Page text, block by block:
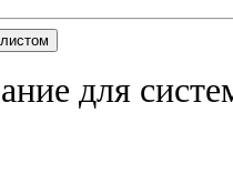
для